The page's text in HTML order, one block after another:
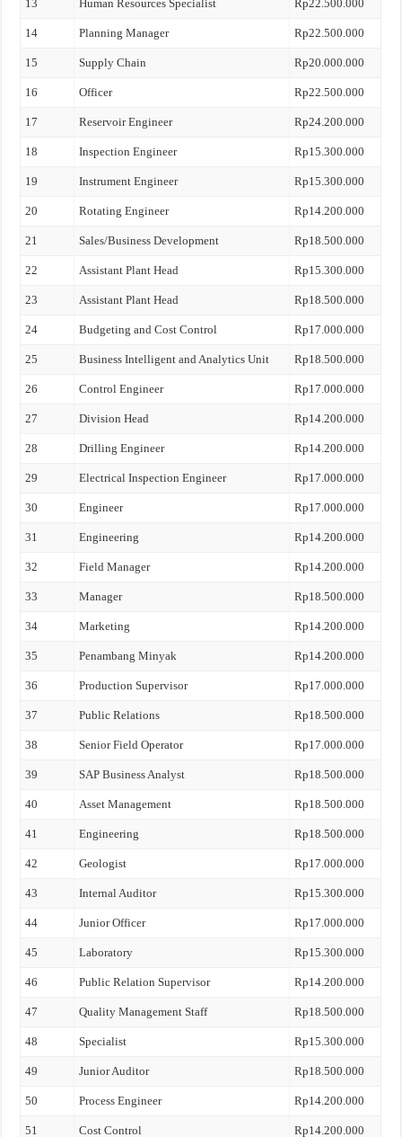
13 Human Resources Specialist Rp22.500.000
14 Planning Manager Rp22.500.000
15 Supply Chain Rp20.000.000
16 Officer Rp22.500.000
17 Reservoir Engineer Rp24.200.000
18 Inspection Engineer Rp15.300.000
19 Instrument Engineer Rp15.300.000
20 Rotating Engineer Rp14.200.000
21 Sales/Business Development Rp18.500.000
22 Assistant Plant Head Rp15.300.000
23 Assistant Plant Head Rp18.500.000
24 Budgeting and Cost Control Rp17.000.000
25 Business Intelligent and Analytics Unit Rp18.500.000
26 Control Engineer Rp17.000.000
27 Division Head Rp14.200.000
28 Drilling Engineer Rp14.200.000
29 Electrical Inspection Engineer Rp17.000.000
30 Engineer Rp17.000.000
31 Engineering Rp14.200.000
32 Field Manager Rp14.200.000
33 Manager Rp18.500.000
34 Marketing Rp14.200.000
35 Penambang Minyak Rp14.200.000
36 Production Supervisor Rp17.000.000
37 Public Relations Rp18.500.000
38 Senior Field Operator Rp17.000.000
39 SAP Business Analyst Rp18.500.000
40 Asset Management Rp18.500.000
41 Engineering Rp18.500.000
42 Geologist Rp17.000.000
43 Internal Auditor Rp15.300.000
44 Junior Officer Rp17.000.000
45 Laboratory Rp15.300.000
46 Public Relation Supervisor Rp14.200.000
47 Quality Management Staff Rp18.500.000
48 Specialist Rp15.300.000
49 Junior Auditor Rp18.500.000
50 Process Engineer Rp14.200.000
51 Cost Control Rp14.200.000